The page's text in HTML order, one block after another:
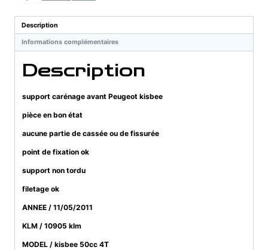
kisbee
Description
Informations complémentaires
Description
support carénage avant Peugeot kisbee
pièce en bon état
aucune partie de cassée ou de fissurée
point de fixation ok
support non tordu
filetage ok
ANNEE / 11/05/2011
KLM / 10905 klm
MODEL / kisbee 50cc 4T